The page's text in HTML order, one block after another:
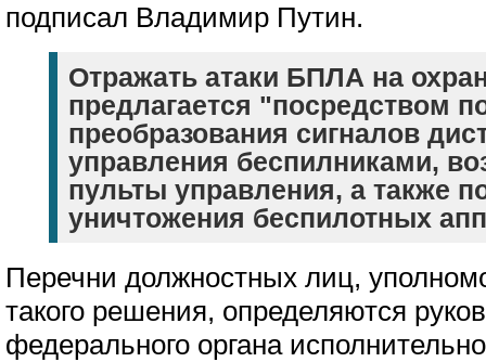
подписал Владимир Путин.
Отражать атаки БПЛА на
предлагается "посредством
преобразования сигналов
управления беспилниками,
пульты управления, а также
уничтожения беспилотных
Перечни должностных лиц,
такого решения, определяются
федерального органа